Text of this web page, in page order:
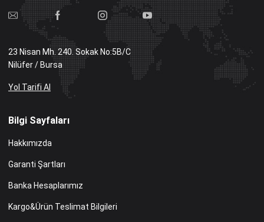
23 Nisan Mh. 240. Sokak No:5B/C
Nilüfer / Bursa
Yol Tarifi Al
Bilgi Sayfaları
Hakkımızda
Garanti Şartları
Banka Hesaplarımız
Kargo&Ürün Teslimat Bilgileri